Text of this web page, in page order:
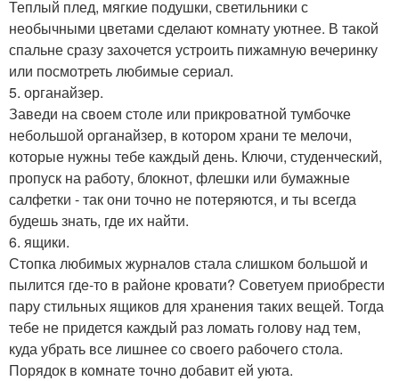
Теплый плед, мягкие подушки, светильники с
необычными цветами сделают комнату уютнее. В такой
спальне сразу захочется устроить пижамную вечеринку
или посмотреть любимые сериал.
5. органайзер.
Заведи на своем столе или прикроватной тумбочке
небольшой органайзер, в котором храни те мелочи,
которые нужны тебе каждый день. Ключи, студенческий,
пропуск на работу, блокнот, флешки или бумажные
салфетки - так они точно не потеряются, и ты всегда
будешь знать, где их найти.
6. ящики.
Стопка любимых журналов стала слишком большой и
пылится где-то в районе кровати? Советуем приобрести
пару стильных ящиков для хранения таких вещей. Тогда
тебе не придется каждый раз ломать голову над тем,
куда убрать все лишнее со своего рабочего стола.
Порядок в комнате точно добавит ей уюта.